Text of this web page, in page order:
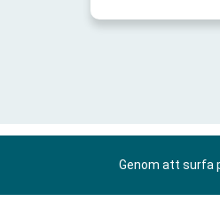
Genom att surfa